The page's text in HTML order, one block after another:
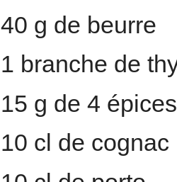
40 g de beurre
1 branche de
15 g de 4 épices
10 cl de cognac